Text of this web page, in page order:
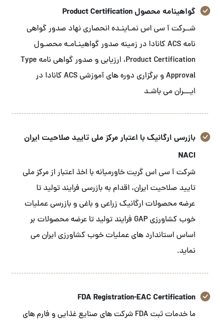
گواهینامه محصول Product Certification
شــرکت آ سی اس نمـاینـده انحصاری نهاد صدور گواهی
نامه ACS کانادا در زمینه صدور گواهینـامـه محصـول
Product Certification، ارزیابی و صدور گواهی نامه Type
Approval و برگزاری دوره های آموزشی ACS کانادا در
ایـــران می باشـد
بازرسی ارگانیک با اعتبار مرکز ملی تایید صلاحیت ایران
NACI
شرکت آ سی اس گریت خاورمیانه با اخذ اعتبار از مرکز ملی
تایید صلاحیت ایران، اقدام به بازرسی فرایند تولید تا
عرضه محصولات ارگانیک زراعی و باغی و بازرسی عملیات
خوب کشاورزی GAP فرایند تولید تا عرضه محصولات بر
اساس استاندارد های عملیات خوب کشاورزی ایران می
نماید.
FDA Registration-EAC Certification
ما خدمات ثبت FDA شرکت های صنایع غذایی و فارم های